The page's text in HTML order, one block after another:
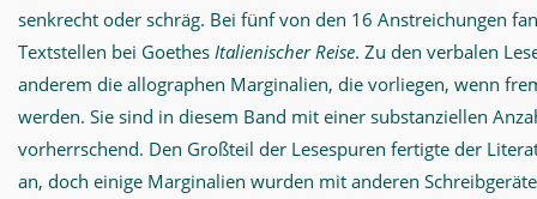
senkrecht oder schräg. Bei fünf von den 16 Anstreichungen
Textstellen bei Goethes Italienischer Reise. Zu den verbalen
anderem die allographen Marginalien, die vorliegen, wenn
werden. Sie sind in diesem Band mit einer substanziellen
vorherrschend. Den Großteil der Lesespuren fertigte der
an, doch einige Marginalien wurden mit anderen